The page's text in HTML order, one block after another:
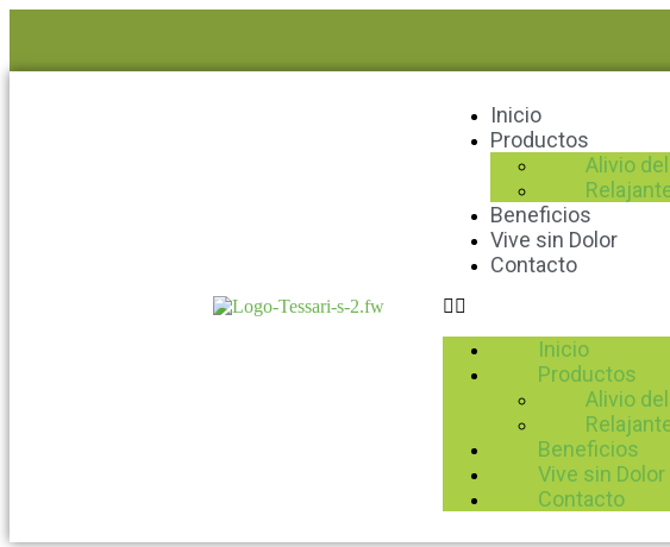
Inicio
Productos
Alivio
Beneficios
Vive sin Dolor
Contacto
Inicio
Productos
Alivio
Beneficios
Vive sin Dolor
Contacto